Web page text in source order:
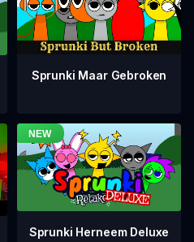
Sprunki Maar Gebroken
Sprunki Herneem Deluxe